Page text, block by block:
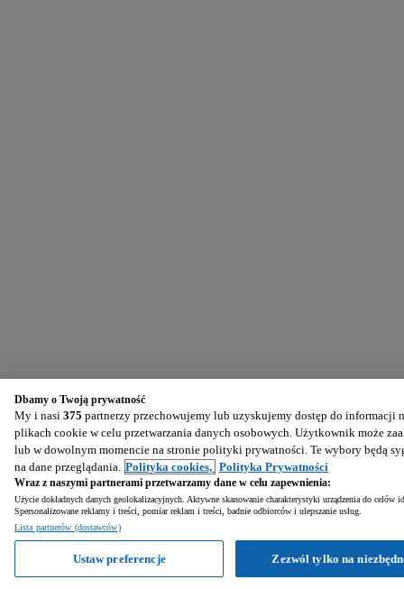
Dbamy o Twoją prywatność
My i nasi 375 partnerzy przechowujemy lub uzyskujemy dostęp do
plikach cookie w celu przetwarzania danych osobowych. Użytkownik może
lub w dowolnym momencie na stronie polityki prywatności. Te wybory będą
na dane przeglądania. Polityka cookies, Polityka Prywatności
Wraz z naszymi partnerami przetwarzamy dane w celu zapewnienia:
Użycie dokładnych danych geolokalizacyjnych. Aktywne skanowanie charakterystyki urządzenia do
Spersonalizowane reklamy i treści, pomiar reklam i treści, badnie odbiorców i ulepszanie usług.
Lista partnerów (dostawców)
Zezwól tylko na
Ustaw preferencje